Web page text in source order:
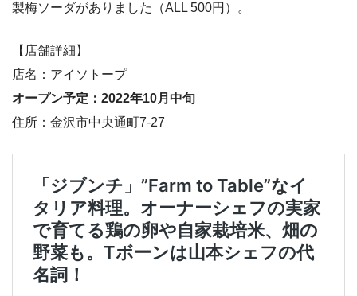
製梅ソーダがありました（ALL 500円）。
【店舗詳細】
店名：アイソトープ
オープン予定：2022年10月中旬
住所：金沢市中央通町7-27